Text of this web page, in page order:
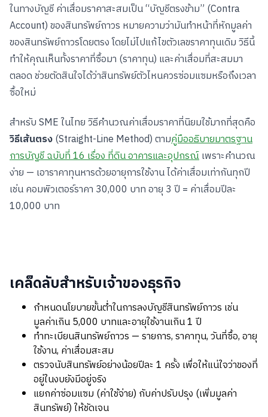
ในทางบัญชี ค่าเสื่อมราคาสะสมเป็น “บัญชีตรงข้าม” (Contra
Account) ของสินทรัพย์ถาวร หมายความว่ามันทำหน้าที่หักมูลค่า
ของสินทรัพย์ถาวรโดยตรง โดยไม่ไปแก้ไขตัวเลขราคาทุนเดิม วิธีนี้
ทำให้คุณเห็นทั้งราคาที่ซื้อมา (ราคาทุน) และค่าเสื่อมที่สะสมมา
ตลอด ช่วยตัดสินใจได้ว่าสินทรัพย์ตัวไหนควรซ่อมแซมหรือถึงเวลา
ซื้อใหม่
สำหรับ SME ในไทย วิธีคำนวณค่าเสื่อมราคาที่นิยมใช้มากที่สุดคือ
วิธีเส้นตรง(Straight-Line Method) ตามคู่มืออธิบายมาตรฐาน
การบัญชี ฉบับที่ 16 เรื่อง ที่ดิน อาคารและอุปกรณ์เพราะคำนวณ
ง่าย — เอาราคาทุนหารด้วยอายุการใช้งาน ได้ค่าเสื่อมเท่ากันทุกปี
เช่น คอมพิวเตอร์ราคา 30,000 บาท อายุ 3 ปี = ค่าเสื่อมปีละ
10,000 บาท
เคล็ดลับสำหรับเจ้าของธุรกิจ
กำหนดนโยบายขั้นต่ำในการลงบัญชีสินทรัพย์ถาวร เช่น
มูลค่าเกิน 5,000 บาทและอายุใช้งานเกิน 1 ปี
ทำทะเบียนสินทรัพย์ถาวร — รายการ, ราคาทุน, วันที่ซื้อ, อายุ
ใช้งาน, ค่าเสื่อมสะสม
ตรวจนับสินทรัพย์อย่างน้อยปีละ 1 ครั้ง เพื่อให้แน่ใจว่าของที่
อยู่ในงบยังมีอยู่จริง
แยกค่าซ่อมแซม (ค่าใช้จ่าย) กับค่าปรับปรุง (เพิ่มมูลค่า
สินทรัพย์) ให้ชัดเจน